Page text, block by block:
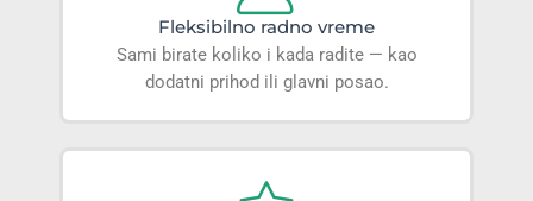
Fleksibilno radno vreme
Sami birate koliko i kada radite — kao
dodatni prihod ili glavni posao.